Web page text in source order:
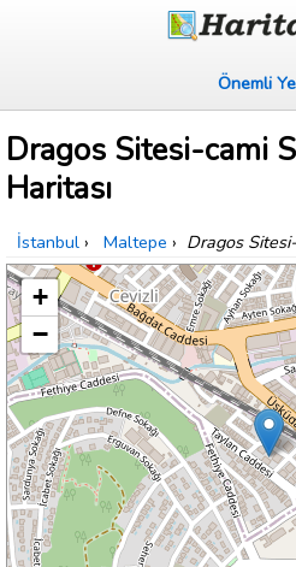
Önemli
Dragos Sitesi-cami
Haritası
İstanbul › Maltepe › Dragos
+
−